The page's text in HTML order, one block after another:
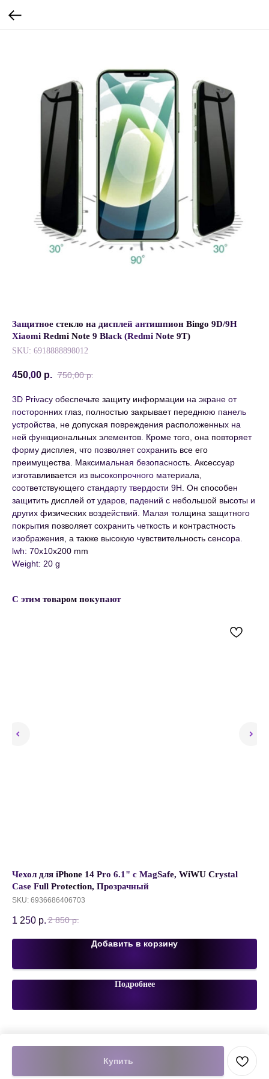
Защитное стекло на дисплей антишпион Bingo 9D/9H
Xiaomi Redmi Note 9 Black (Redmi Note 9T)
SKU: 6918888898012
450,00 р. 750,00 р.
Купить
3D Privacy обеспечьте защиту информации на экране от
посторонних глаз, полностью закрывает переднюю панель
устройства, не допуская повреждения расположенных на
ней функциональных элементов. Кроме того, она повторяет
форму дисплея, что позволяет сохранить все его
преимущества. Максимальная безопасность. Аксессуар
изготавливается из высокопрочного материала,
соответствующего стандарту твердости 9H. Он способен
защитить дисплей от ударов, падений с небольшой высоты и
других физических воздействий. Малая толщина защитного
покрытия позволяет сохранить четкость и контрастность
изображения, а также высокую чувствительность сенсора.
lwh: 70x10x200 mm
Weight: 20 g
С этим товаром покупают
Чехол для iPhone 14 Pro 6.1" c MagSafe, WiWU Crystal
Case Full Protection, Прозрачный
SKU: 6936686406703
1 250 р. 2 850 р.
Добавить в корзину
Подробнее
Made on